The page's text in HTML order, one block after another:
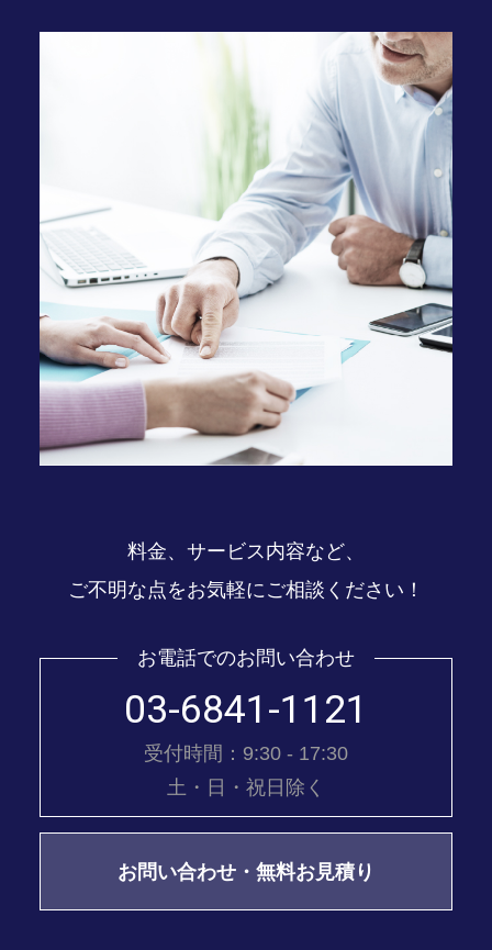
料金、サービス内容など、
ご不明な点をお気軽にご相談ください！
お電話でのお問い合わせ
03-6841-1121
受付時間：9:30 - 17:30
土・日・祝日除く
お問い合わせ・無料お見積り